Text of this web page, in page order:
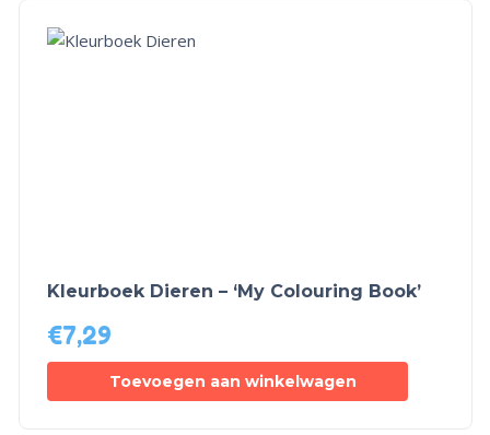
Kleurboek Dieren – ‘My Colouring Book’
€7,29
Toevoegen aan winkelwagen